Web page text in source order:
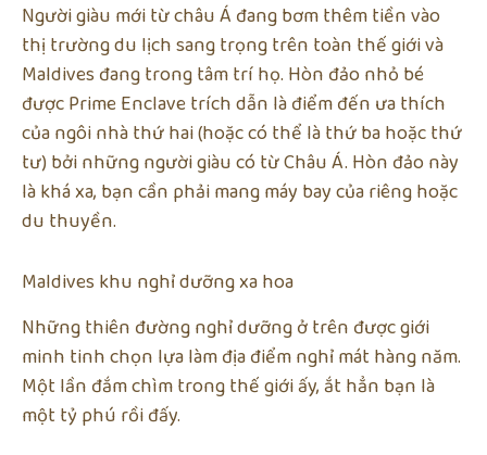
Người giàu mới từ châu Á đang bơm thêm tiền vào
thị trường du lịch sang trọng trên toàn thế giới và
Maldives đang trong tâm trí họ. Hòn đảo nhỏ bé
được Prime Enclave trích dẫn là điểm đến ưa thích
của ngôi nhà thứ hai (hoặc có thể là thứ ba hoặc thứ
tư) bởi những người giàu có từ Châu Á. Hòn đảo này
là khá xa, bạn cần phải mang máy bay của riêng hoặc
du thuyền.
Maldives khu nghỉ dưỡng xa hoa
Những thiên đường nghỉ dưỡng ở trên được giới
minh tinh chọn lựa làm địa điểm nghỉ mát hàng năm.
Một lần đắm chìm trong thế giới ấy, ắt hẳn bạn là
một tỷ phú rồi đấy.